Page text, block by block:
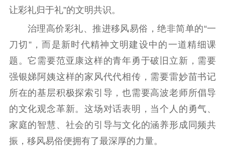
让彩礼归于礼”的文明共识。
治理高价彩礼、推进移风易俗，绝非简单的“一
刀切”，而是新时代精神文明建设中的一道精细课
题。它需要范亚康这样的青年勇于破旧立新，需要
强银娣阿姨这样的家风代代相传，需要雷妙苗书记
所在的基层积极探索引导，也需要高波老师所倡导
的文化观念革新。这场对话表明，当个人的勇气、
家庭的智慧、社会的引导与文化的涵养形成同频共
振，移风易俗便拥有了最深厚的力量。